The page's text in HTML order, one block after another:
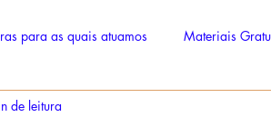
para as quais atuamos Materiais
de leitura